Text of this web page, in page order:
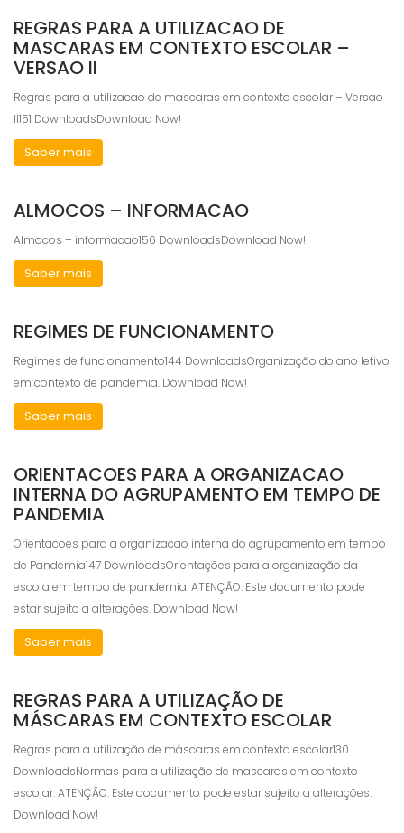
REGRAS PARA A UTILIZACAO DE
MASCARAS EM CONTEXTO ESCOLAR –
VERSAO II
Regras para a utilizacao de mascaras em contexto escolar – Versao
II151 DownloadsDownload Now!
Saber mais
ALMOCOS – INFORMACAO
Almocos – informacao156 DownloadsDownload Now!
Saber mais
REGIMES DE FUNCIONAMENTO
Regimes de funcionamento144 DownloadsOrganização do ano letivo
em contexto de pandemia. Download Now!
Saber mais
ORIENTACOES PARA A ORGANIZACAO
INTERNA DO AGRUPAMENTO EM TEMPO DE
PANDEMIA
Orientacoes para a organizacao interna do agrupamento em tempo
de Pandemia147 DownloadsOrientações para a organização da
escola em tempo de pandemia. ATENÇÃO: Este documento pode
estar sujeito a alterações. Download Now!
Saber mais
REGRAS PARA A UTILIZAÇÃO DE
MÁSCARAS EM CONTEXTO ESCOLAR
Regras para a utilização de máscaras em contexto escolar130
DownloadsNormas para a utilização de mascaras em contexto
escolar. ATENÇÃO: Este documento pode estar sujeito a alterações.
Download Now!
Necessary